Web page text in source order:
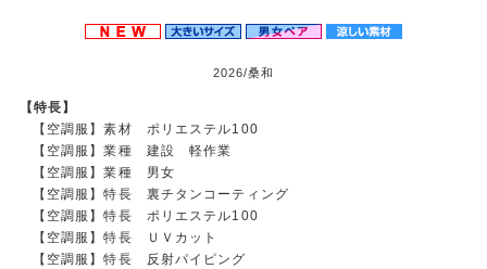
2026/桑和
【特長】
【空調服】素材 ポリエステル100
【空調服】業種 建設 軽作業
【空調服】業種 男女
【空調服】特長 裏チタンコーティング
【空調服】特長 ポリエステル100
【空調服】特長 ＵＶカット
【空調服】特長 反射パイピング